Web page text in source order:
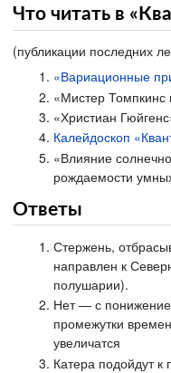
Что читать в
(публикации последних
«Вариационные
«Мистер
«Христиан
Калейдоскоп
«Влияние
рождаемости
Ответы
Стержень,
направлен к
полушарии).
Нет — с
промежутки
увеличатся
Катера подойдут к